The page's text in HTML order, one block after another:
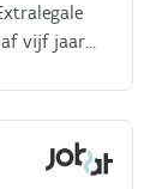
vijf jaar